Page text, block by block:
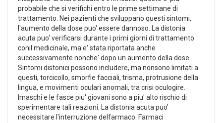
probabile che si verifichi entro le prime settimane di
trattamento. Nei pazienti che sviluppano questi sintomi,
l'aumento della dose puo' essere dannoso. La distonia
acuta puo' verificarsi durante i primi giorni di trattamento
conil medicinale, ma e' stata riportata anche
successivamente nonche' dopo un aumento della dose.
Sintomi distonici possono includere, ma nonsono limitati a
questi, torcicollo, smorfie facciali, trisma, protrusione della
lingua, e movimenti oculari anomali, tra crisi oculogire.
Imaschi e le fasce piu' giovani sono a piu' alto rischio di
sperimentare tali reazioni. La distonia acuta puo'
necessitare l'interruzione delfarmaco. Farmaci